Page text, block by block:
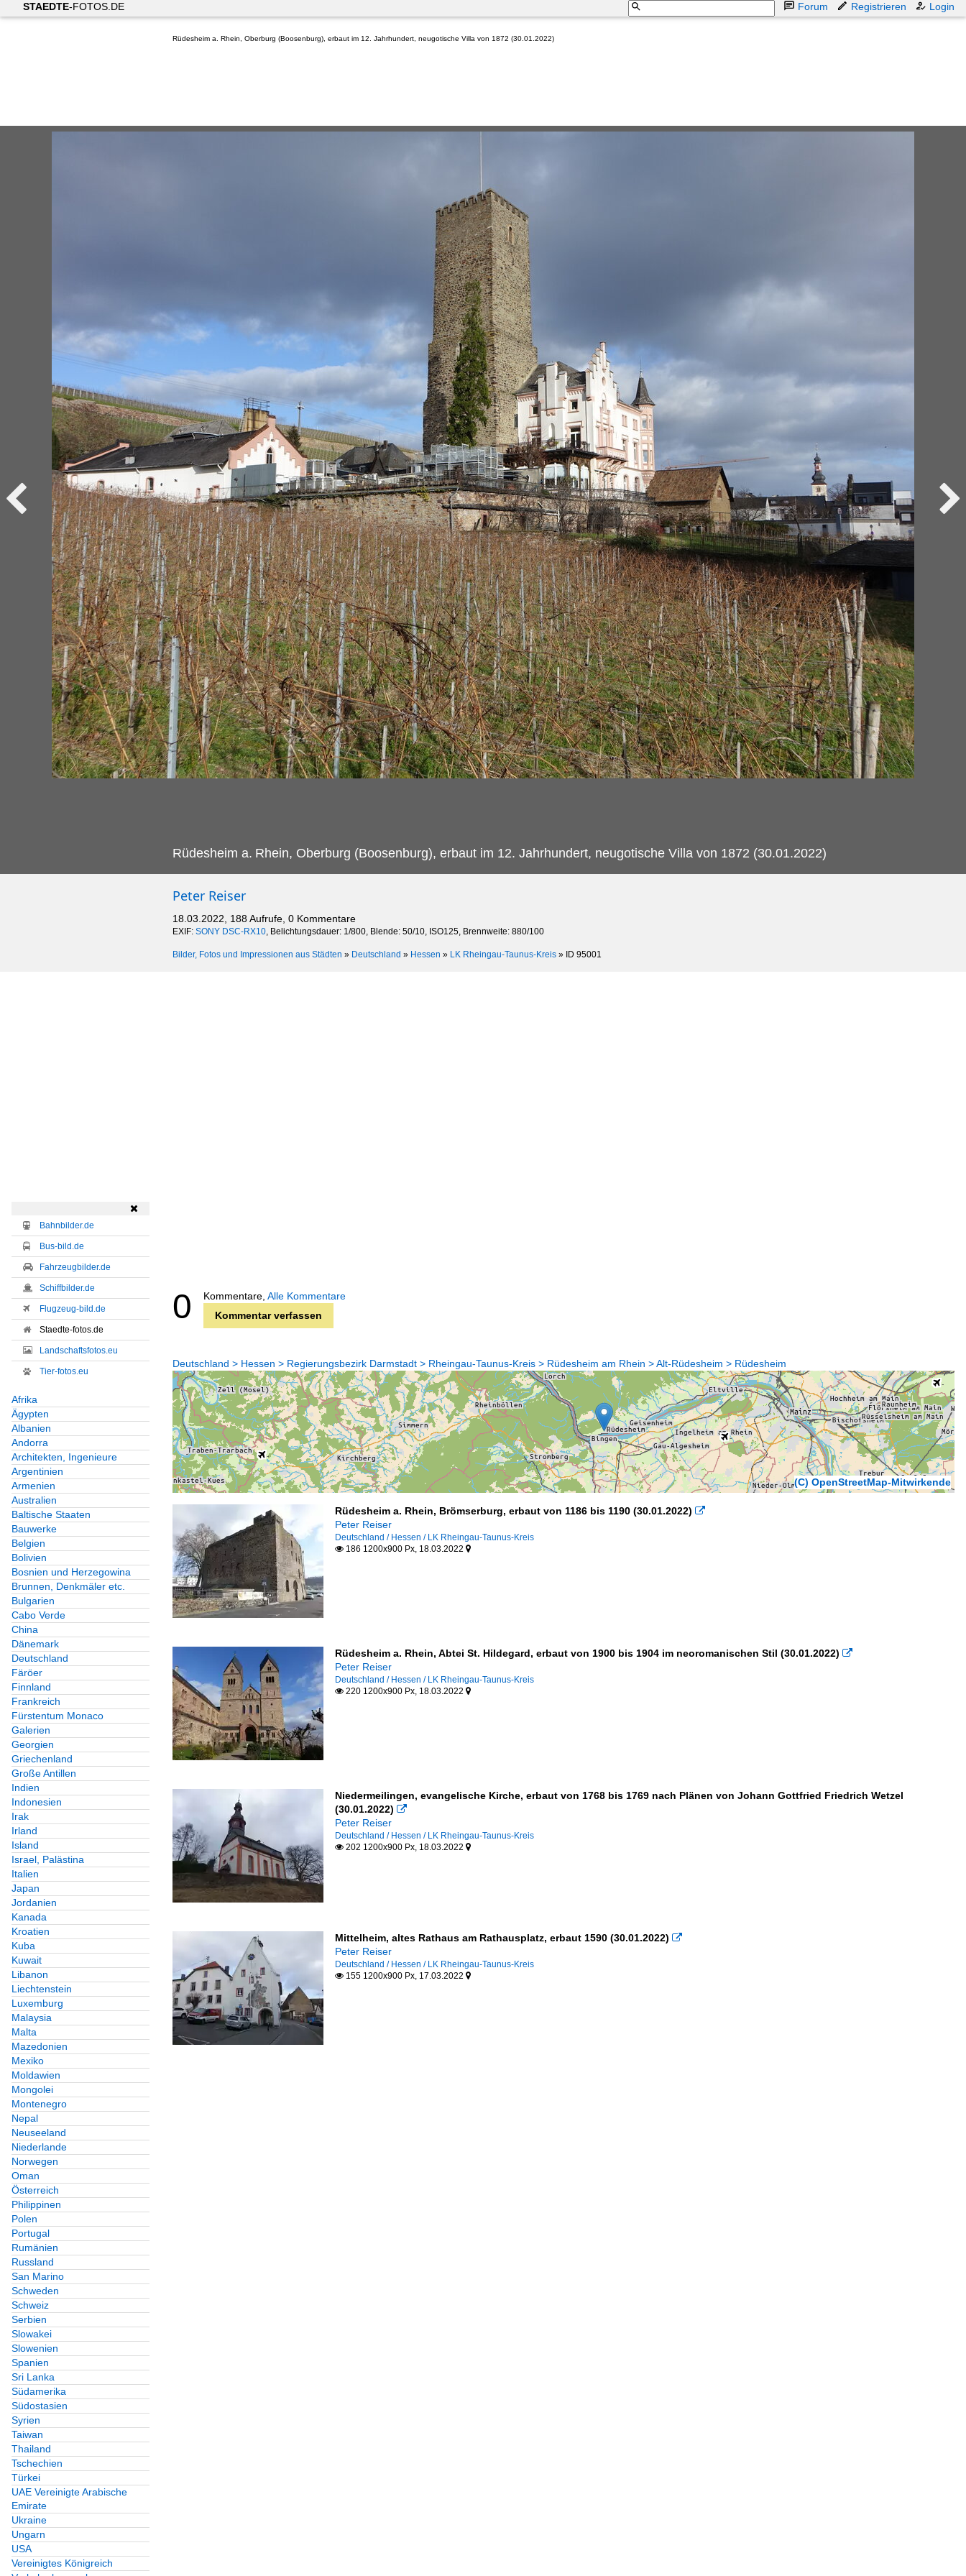
STAEDTE-FOTOS.DE Forum Registrieren Login
Rüdesheim a. Rhein, Oberburg (Boosenburg), erbaut im 12. Jahrhundert, neugotische Villa von 1872 (30.01.2022)
Rüdesheim a. Rhein, Oberburg (Boosenburg), erbaut im 12. Jahrhundert, neugotische Villa von 1872 (30.01.2022)
Peter Reiser
18.03.2022, 188 Aufrufe, 0 Kommentare
EXIF: SONY DSC-RX10, Belichtungsdauer: 1/800, Blende: 50/10, ISO125, Brennweite: 880/100
Bilder, Fotos und Impressionen aus Städten » Deutschland » Hessen » LK Rheingau-Taunus-Kreis » ID 95001

Bahnbilder.de
Bus-bild.de
Fahrzeugbilder.de
Schiffbilder.de
Flugzeug-bild.de
Staedte-fotos.de
Landschaftsfotos.eu
Tier-fotos.eu
Afrika
Ägypten
Albanien
Andorra
Architekten, Ingenieure
Argentinien
Armenien
Australien
Baltische Staaten
Bauwerke
Belgien
Bolivien
Bosnien und Herzegowina
Brunnen, Denkmäler etc.
Bulgarien
Cabo Verde
China
Dänemark
Deutschland
Färöer
Finnland
Frankreich
Fürstentum Monaco
Galerien
Georgien
Griechenland
Große Antillen
Indien
Indonesien
Irak
Irland
Island
Israel, Palästina
Italien
Japan
Jordanien
Kanada
Kroatien
Kuba
Kuwait
Libanon
Liechtenstein
Luxemburg
Malaysia
Malta
Mazedonien
Mexiko
Moldawien
Mongolei
Montenegro
Nepal
Neuseeland
Niederlande
Norwegen
Oman
Österreich
Philippinen
Polen
Portugal
Rumänien
Russland
San Marino
Schweden
Schweiz
Serbien
Slowakei
Slowenien
Spanien
Sri Lanka
Südamerika
Südostasien
Syrien
Taiwan
Thailand
Tschechien
Türkei
UAE Vereinigte Arabische
Emirate
Ukraine
Ungarn
USA
Vereinigtes Königreich
0 Kommentare, Alle Kommentare
Kommentar verfassen
Deutschland > Hessen > Regierungsbezirk Darmstadt > Rheingau-Taunus-Kreis > Rüdesheim am Rhein > Alt-Rüdesheim > Rüdesheim
(C) OpenStreetMap-Mitwirkende
Rüdesheim a. Rhein, Brömserburg, erbaut von 1186 bis 1190 (30.01.2022) 
Peter Reiser
Deutschland / Hessen / LK Rheingau-Taunus-Kreis
186 1200x900 Px, 18.03.2022 
Rüdesheim a. Rhein, Abtei St. Hildegard, erbaut von 1900 bis 1904 im neoromanischen Stil (30.01.2022) 
Peter Reiser
Deutschland / Hessen / LK Rheingau-Taunus-Kreis
220 1200x900 Px, 18.03.2022 
Niedermeilingen, evangelische Kirche, erbaut von 1768 bis 1769 nach Plänen von Johann Gottfried Friedrich Wetzel
(30.01.2022) 
Peter Reiser
Deutschland / Hessen / LK Rheingau-Taunus-Kreis
202 1200x900 Px, 18.03.2022 
Mittelheim, altes Rathaus am Rathausplatz, erbaut 1590 (30.01.2022) 
Peter Reiser
Deutschland / Hessen / LK Rheingau-Taunus-Kreis
155 1200x900 Px, 17.03.2022 